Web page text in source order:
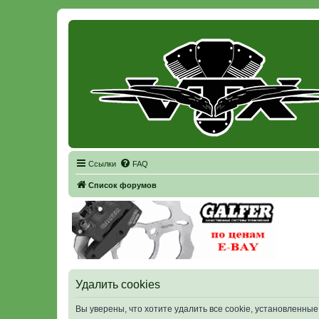
Ссылки FAQ
Список форумов
Удалить cookies
Вы уверены, что хотите удалить все cookie,